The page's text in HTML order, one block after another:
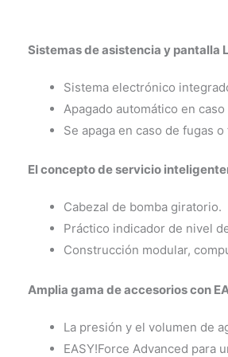
Sistemas de asistencia y pantalla
Sistema electrónico
Apagado automático en
Se apaga en caso de fugas
El concepto de servicio
Cabezal de bomba giratorio.
Práctico indicador de nivel
Construcción modular,
Amplia gama de accesorios con
La presión y el volumen de
EASY!Force Advanced para